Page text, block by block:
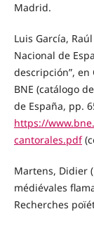
Madrid.
Luis García,
Nacional de
descripción”,
BNE (catálogo
de España, pp.
https://
cantorales.pdf
Martens, Didier
médiévales
Recherches